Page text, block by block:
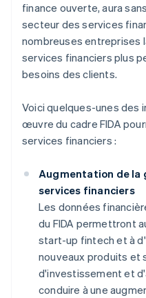
finance ouverte, aura
secteur des services
nombreuses entreprises
services financiers plus
besoins des clients.
Voici quelques-unes des
œuvre du cadre FIDA
services financiers :
Augmentation de la
services financiers
Les données
du FIDA permettront
start-up fintech et à
nouveaux produits et
d'investissement et
conduire à une